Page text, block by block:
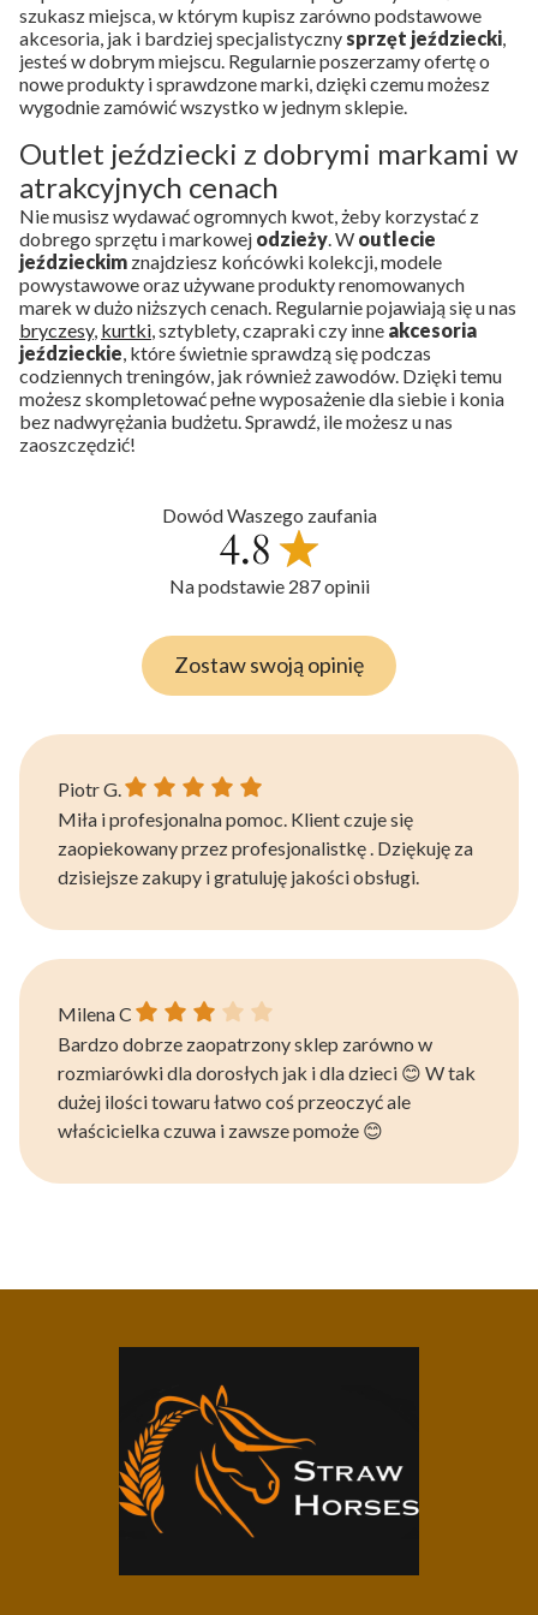
szukasz miejsca, w którym kupisz zarówno podstawowe
akcesoria, jak i bardziej specjalistyczny sprzęt jeździecki,
jesteś w dobrym miejscu. Regularnie poszerzamy ofertę o
nowe produkty i sprawdzone marki, dzięki czemu możesz
wygodnie zamówić wszystko w jednym sklepie.
Outlet jeździecki z dobrymi markami w
atrakcyjnych cenach
Nie musisz wydawać ogromnych kwot, żeby korzystać z
dobrego sprzętu i markowej odzieży. W outlecie
jeździeckim znajdziesz końcówki kolekcji, modele
powystawowe oraz używane produkty renomowanych
marek w dużo niższych cenach. Regularnie pojawiają się u nas
bryczesy, kurtki, sztyblety, czapraki czy inne akcesoria
jeździeckie, które świetnie sprawdzą się podczas
codziennych treningów, jak również zawodów. Dzięki temu
możesz skompletować pełne wyposażenie dla siebie i konia
bez nadwyrężania budżetu. Sprawdź, ile możesz u nas
zaoszczędzić!
Dowód Waszego zaufania
Na podstawie 287 opinii
Zostaw swoją opinię
Piotr G.
Piotr G. gave a rating of: 5
Miła i profesjonalna pomoc. Klient czuje się
zaopiekowany przez profesjonalistkę . Dziękuję za
dzisiejsze zakupy i gratuluję jakości obsługi.
Milena C
Milena C gave a rating of: 3
Bardzo dobrze zaopatrzony sklep zarówno w
rozmiarówki dla dorosłych jak i dla dzieci 😊 W tak
dużej ilości towaru łatwo coś przeoczyć ale
właścicielka czuwa i zawsze pomoże 😊